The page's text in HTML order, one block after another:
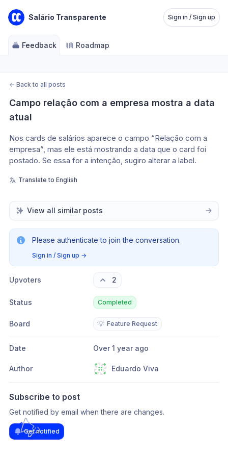
Salário Transparente Sign in / Sign up
Feedback Roadmap
← Back to all posts
Campo relação com a empresa mostra a data
atual
Nos cards de salários aparece o campo “Relação com a
empresa”, mas ele está mostrando a data que o card foi
postado. Se essa for a intenção, sugiro alterar a label.
Translate to English
View all similar posts
Please authenticate to join the conversation.
Sign in / Sign up →
Upvoters 2
Status Completed
Board 💡 Feature Request
Date Over 1 year ago
Author Eduardo Viva
Subscribe to post
Get notified by email when there are changes.
Get notified